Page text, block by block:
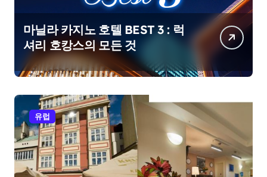
마닐라 카지노 호텔 BEST 3 : 럭
셔리 호캉스의 모든 것
유럽